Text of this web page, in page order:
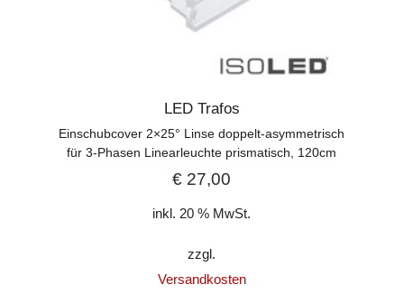
LED Trafos
Einschubcover 2×25° Linse doppelt-asymmetrisch
für 3-Phasen Linearleuchte prismatisch, 120cm
€ 27,00
inkl. 20 % MwSt.
zzgl.
Versandkosten